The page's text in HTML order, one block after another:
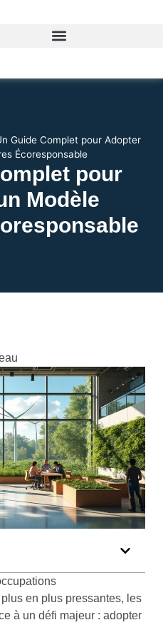
Guide Complet pour Adopter
Écoresponsable
pour
Modèle
en plus pressantes, les
à un défi majeur : adopter